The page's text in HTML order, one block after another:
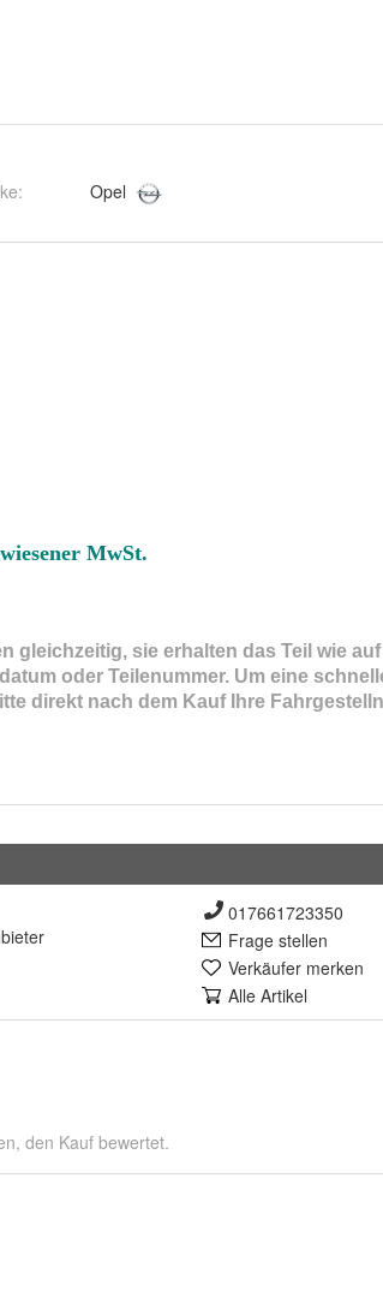
Opel
017661723350
Frage stellen
Verkäufer merken
Alle Artikel
den Kauf bewertet.